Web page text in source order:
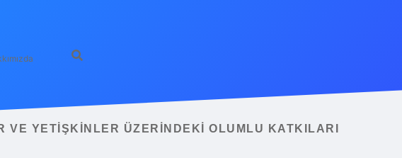
VE YETIŞKINLER ÜZERINDEKI OLUMLU KATKILARIhttps://ilbet.online/